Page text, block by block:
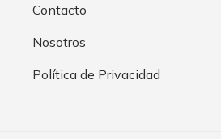
Contacto
Nosotros
Política de Privacidad